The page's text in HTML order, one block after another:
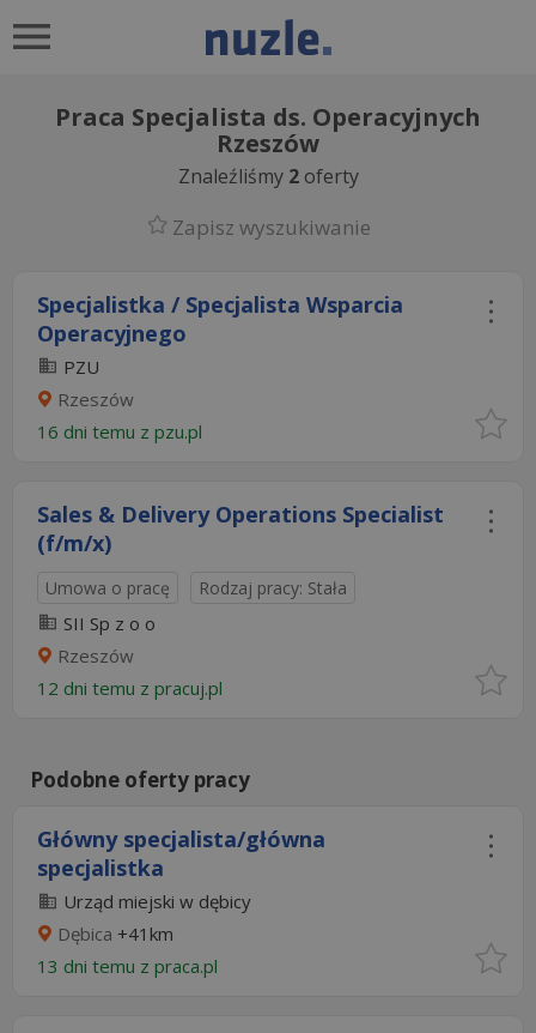
Praca Specjalista ds. Operacyjnych
Rzeszów
Znaleźliśmy 2oferty
Zapisz wyszukiwanie
Specjalistka / Specjalista Wsparcia
Operacyjnego
PZU
Rzeszów
16 dni temu z pzu.pl
Sales & Delivery Operations Specialist
(f/m/x)
Umowa o pracę Rodzaj pracy: Stała
SII Sp z o o
Rzeszów
12 dni temu z pracuj.pl
Podobne oferty pracy
Główny specjalista/główna
specjalistka
Urząd miejski w dębicy
Dębica +41km
13 dni temu z praca.pl